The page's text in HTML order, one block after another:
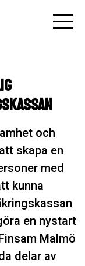
och
skapa en
med
kunna
en nystart
Malmö
delar av